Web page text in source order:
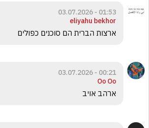
01:53 - 03.07.2026
eliyahu bekhor
ארצות הברית הם סוכנים כפולים
00:21 - 03.07.2026
Oo Oo
ארהב אויב